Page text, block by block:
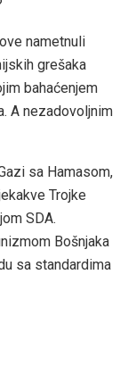
nametnuli
grešaka
bahaćenjem
A nezadovoljnim
sa Hamasom,
Trojke
SDA.
Bošnjaka
sa standardima